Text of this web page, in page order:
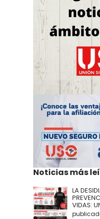
Noticias más
LA
VIDAS: